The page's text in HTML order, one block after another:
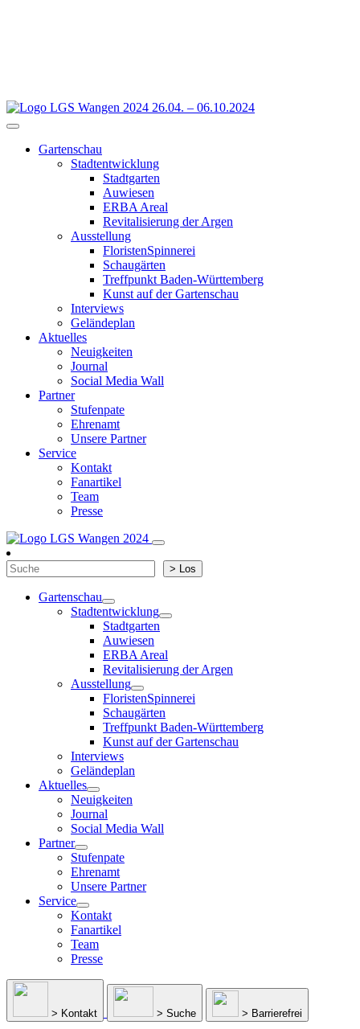
26.04. – 06.10.2024
Gartenschau
Stadtentwicklung
Stadtgarten
Auwiesen
ERBA Areal
Revitalisierung der Argen
Ausstellung
FloristenSpinnerei
Schaugärten
Treffpunkt Baden-Württemberg
Kunst auf der Gartenschau
Interviews
Geländeplan
Aktuelles
Neuigkeiten
Journal
Social Media Wall
Partner
Stufenpate
Ehrenamt
Unsere Partner
Service
Kontakt
Fanartikel
Team
Presse
Suchen > Los
Gartenschau
Stadtentwicklung
Stadtgarten
Auwiesen
ERBA Areal
Revitalisierung der Argen
Ausstellung
FloristenSpinnerei
Schaugärten
Treffpunkt Baden-Württemberg
Kunst auf der Gartenschau
Interviews
Geländeplan
Aktuelles
Neuigkeiten
Journal
Social Media Wall
Partner
Stufenpate
Ehrenamt
Unsere Partner
Service
Kontakt
Fanartikel
Team
Presse
> Kontakt > Suche > Barrierefrei